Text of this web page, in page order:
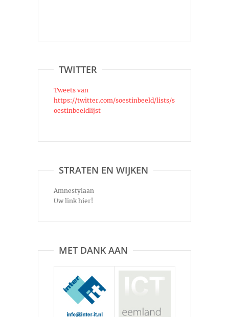
TWITTER
Tweets van
https://twitter.com/soestinbeeld/lists/s
oestinbeeldlijst
STRATEN EN WIJKEN
Amnestylaan
Uw link hier!
MET DANK AAN